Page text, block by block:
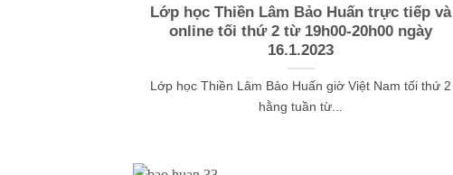
Lớp học Thiền Lâm Bảo Huấn trực tiếp và
online tối thứ 2 từ 19h00-20h00 ngày
16.1.2023
Lớp học Thiền Lâm Bảo Huấn giờ Việt Nam tối thứ 2
hằng tuần từ...